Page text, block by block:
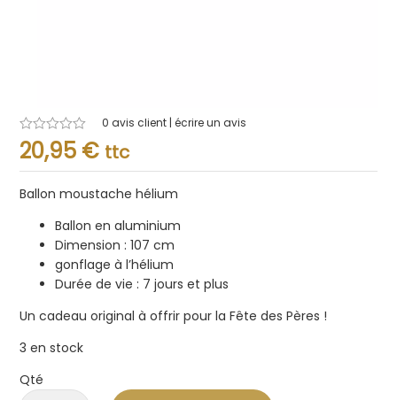
Note
0.001
0 avis client | écrire un avis
20,95 € ttc
Ballon moustache hélium
Ballon en aluminium
Dimension : 107 cm
gonflage à l’hélium
Durée de vie : 7 jours et plus
Un cadeau original à offrir pour la Fête des Pères !
3 en stock
Qté